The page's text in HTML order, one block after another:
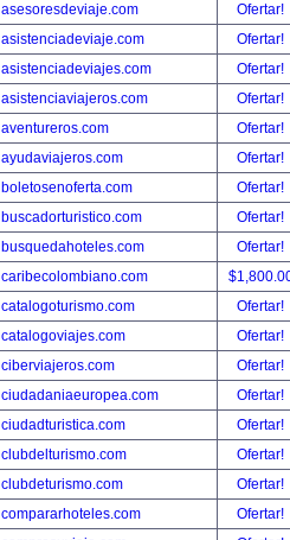
asesoresdeviaje.com
Ofertar!
asistenciadeviaje.com
Ofertar!
asistenciadeviajes.com
Ofertar!
asistenciaviajeros.com
Ofertar!
aventureros.com
Ofertar!
ayudaviajeros.com
Ofertar!
boletosenoferta.com
Ofertar!
buscadorturistico.com
Ofertar!
busquedahoteles.com
Ofertar!
caribecolombiano.com
catalogoturismo.com
Ofertar!
catalogoviajes.com
Ofertar!
ciberviajeros.com
Ofertar!
ciudadaniaeuropea.com
Ofertar!
ciudadturistica.com
Ofertar!
clubdelturismo.com
Ofertar!
clubdeturismo.com
Ofertar!
compararhoteles.com
Ofertar!